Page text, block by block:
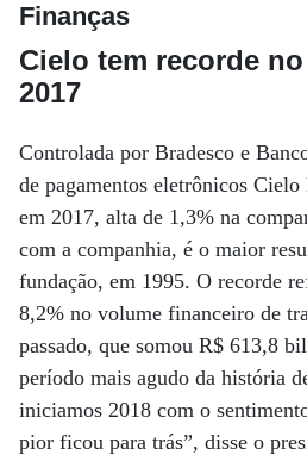
Finanças
Cielo tem recorde
2017
Controlada por Bradesco e
de pagamentos eletrônicos
em 2017, alta de 1,3% na
com a companhia, é o maior
fundação, em 1995. O recorde
8,2% no volume financeiro de
passado, que somou R$ 613,8
período mais agudo da história
iniciamos 2018 com o
pior ficou para trás”, disse o